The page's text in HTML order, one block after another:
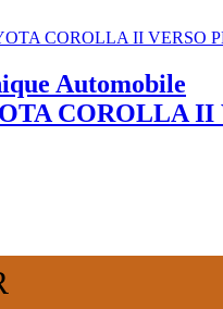
Automobile
COROLLA II